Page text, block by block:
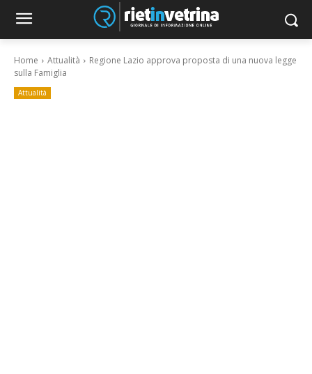
Home Attualità
Regione Lazio approva proposta di una nuova legge
sulla Famiglia
Attualità